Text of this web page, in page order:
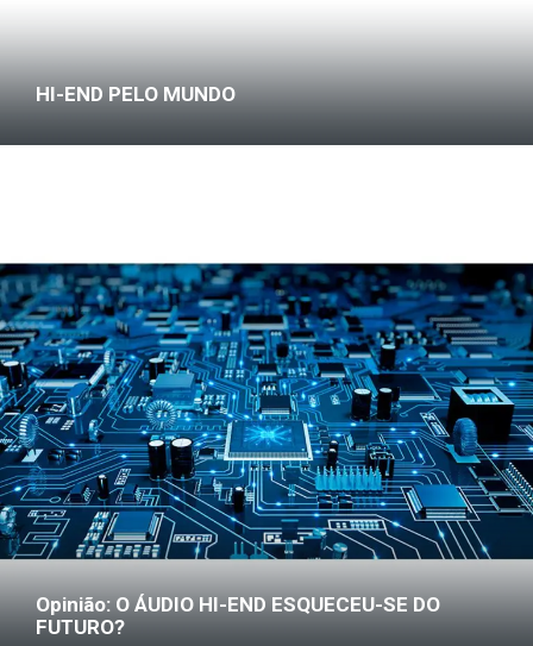
HI-END PELO MUNDO
Opinião: O ÁUDIO HI-END ESQUECEU-SE DO
FUTURO?